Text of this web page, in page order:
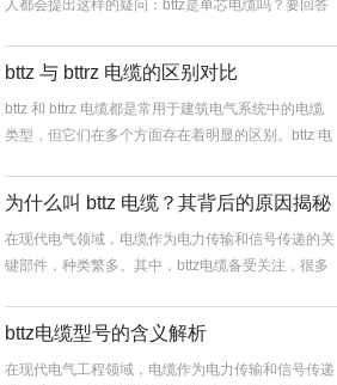
人都会提出这样的疑问：bttz是单芯电缆吗？要回答
bttz 与 bttrz 电缆的区别对比
bttz 和 bttrz 电缆都是常用于建筑电气系统中的电缆
类型，但它们在多个方面存在着明显的区别。bttz 电
为什么叫 bttz 电缆？其背后的原因揭秘
在现代电气领域，电缆作为电力传输和信号传递的关
键部件，种类繁多。其中，bttz电缆备受关注，很多
bttz电缆型号的含义解析
在现代电气工程领域，电缆作为电力传输和信号传递